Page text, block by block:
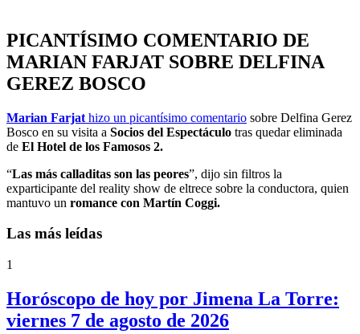
PICANTÍSIMO COMENTARIO DE
MARIAN FARJAT SOBRE DELFINA
GEREZ BOSCO
Marian Farjat hizo un picantísimo comentario sobre Delfina Gerez
Bosco en su visita a Socios del Espectáculo tras quedar eliminada
de El Hotel de los Famosos 2.
“Las más calladitas son las peores”, dijo sin filtros la
exparticipante del reality show de eltrece sobre la conductora, quien
mantuvo un romance con Martín Coggi.
Las más leídas
1
Horóscopo de hoy por Jimena La Torre:
viernes 7 de agosto de 2026